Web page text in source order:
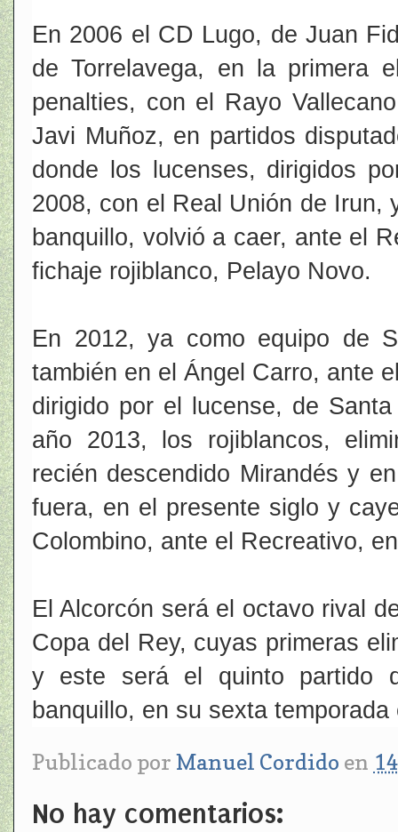
En 2006 el CD Lugo, de Juan
de Torrelavega, en la primera
penalties, con el Rayo
Javi Muñoz, en partidos
donde los lucenses, dirigidos
2008, con el Real Unión de Irun,
banquillo, volvió a caer, ante el
fichaje rojiblanco, Pelayo Novo.
En 2012, ya como equipo de
también en el Ángel Carro, ante
dirigido por el lucense, de
año 2013, los rojiblancos,
recién descendido Mirandés y
fuera, en el presente siglo y
Colombino, ante el Recreativo,
El Alcorcón será el octavo rival
Copa del Rey, cuyas primeras
y este será el quinto partido
banquillo, en su sexta
Publicado por Manuel Cordido en
No hay comentarios: